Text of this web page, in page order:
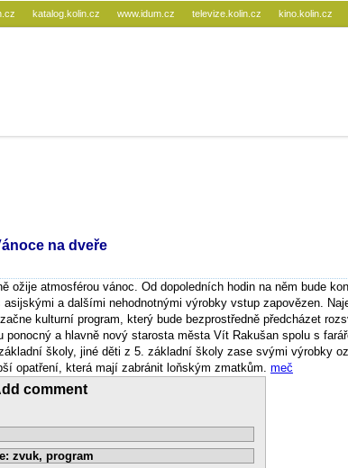
katalog.kolin.cz www.idum.cz televize.kolin.cz kino.kolin.cz
na dveře
ožije atmosférou vánoc. Od dopoledních hodin na něm bude
a dalšími nehodnotnými výrobky vstup zapovězen.
kulturní program, který bude bezprostředně předcházet
a hlavně nový starosta města Vít Rakušan spolu s
školy, jiné děti z 5. základní školy zase svými výrobky
opatření, která mají zabránit loňským zmatkům. meč
comment